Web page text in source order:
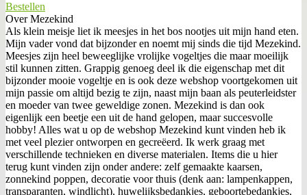
Bestellen
Over Mezekind
Als klein meisje liet ik meesjes in het bos nootjes uit mijn hand eten.
Mijn vader vond dat bijzonder en noemt mij sinds die tijd Mezekind.
Meesjes zijn heel beweeglijke vrolijke vogeltjes die maar moeilijk
stil kunnen zitten. Grappig genoeg deel ik die eigenschap met dit
bijzonder mooie vogeltje en is ook deze webshop voortgekomen uit
mijn passie om altijd bezig te zijn, naast mijn baan als peuterleidster
en moeder van twee geweldige zonen. Mezekind is dan ook
eigenlijk een beetje een uit de hand gelopen, maar succesvolle
hobby! Alles wat u op de webshop Mezekind kunt vinden heb ik
met veel plezier ontworpen en gecreëerd. Ik werk graag met
verschillende technieken en diverse materialen. Items die u hier
terug kunt vinden zijn onder andere: zelf gemaakte kaarsen,
zonnekind poppen, decoratie voor thuis (denk aan: lampenkappen,
transparanten, windlicht), huwelijksbedankjes, geboortebedankjes,